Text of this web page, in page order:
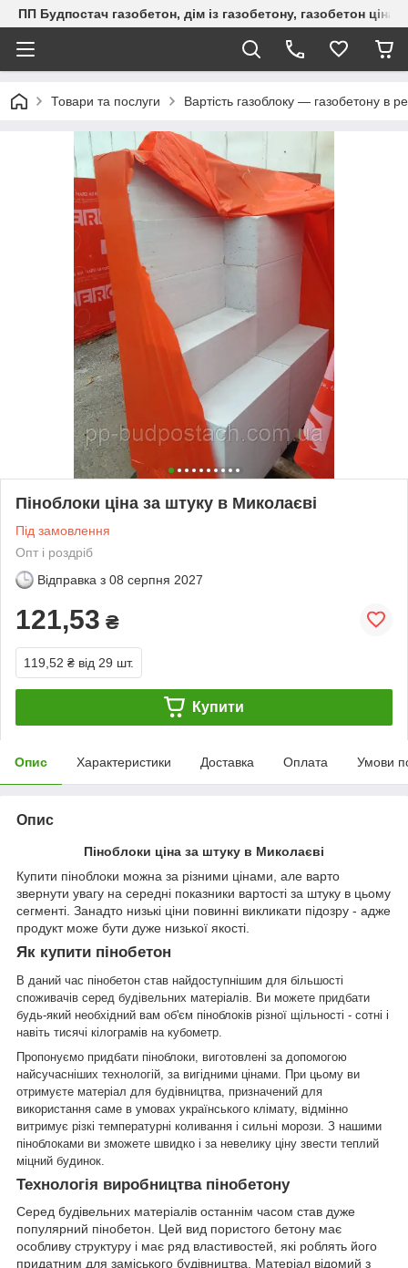
ПП Будпостач газобетон, дім із газобетону, газобетон
Товари та послуги Вартість газоблоку — газобетону в
Піноблоки ціна за штуку в Миколаєві
Під замовлення
Опт і роздріб
Відправка з 08 серпня 2027
121,53 ₴
119,52 ₴ від 29 шт.
Купити
Опис Характеристики Доставка Оплата Умови
Опис
Піноблоки ціна за штуку в Миколаєві
Купити піноблоки можна за різними цінами, але варто
звернути увагу на середні показники вартості за штуку в цьому
сегменті. Занадто низькі ціни повинні викликати підозру - адже
продукт може бути дуже низької якості.
Як купити пінобетон
В даний час пінобетон став найдоступнішим для більшості
споживачів серед будівельних матеріалів. Ви можете придбати
будь-який необхідний вам об'єм піноблоків різної щільності - сотні і
навіть тисячі кілограмів на кубометр.
Пропонуємо придбати піноблоки, виготовлені за допомогою
найсучасніших технологій, за вигідними цінами. При цьому ви
отримуєте матеріал для будівництва, призначений для
використання саме в умовах українського клімату, відмінно
витримує різкі температурні коливання і сильні морози. З нашими
піноблоками ви зможете швидко і за невелику ціну звести теплий
міцний будинок.
Технологія виробництва пінобетону
Серед будівельних матеріалів останнім часом став дуже
популярний пінобетон. Цей вид пористого бетону має
особливу структуру і має ряд властивостей, які роблять його
придатним для заміського будівництва. Матеріал відомий з